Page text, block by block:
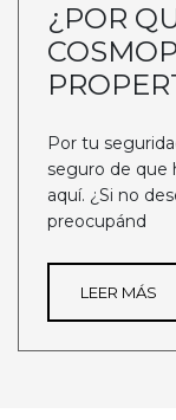
¿POR
Por tu
seguro de que
aquí. ¿Si no
preocupánd
LEER MÁS